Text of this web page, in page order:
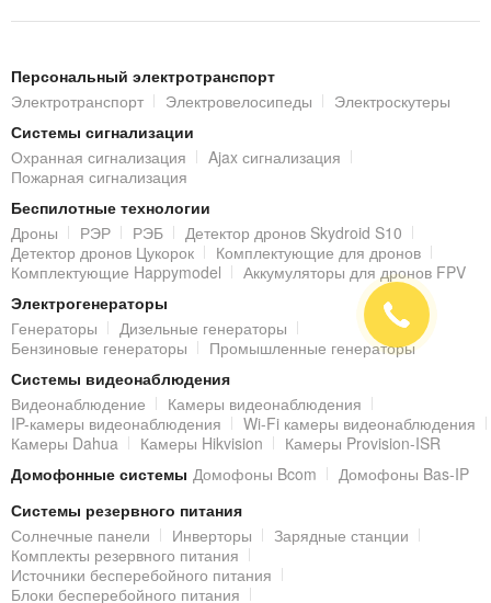
Персональный электротранспорт
Электротранспорт
Электровелосипеды
Электроскутеры
Системы сигнализации
Охранная сигнализация
Ajax сигнализация
Пожарная сигнализация
Беспилотные технологии
Дроны
РЭР РЭБ
Детектор дронов Skydroid S10
Детектор дронов Цукорок
Комплектующие для дронов
Комплектующие Happymodel
Аккумуляторы для дронов FPV
Электрогенераторы
Генераторы
Дизельные генераторы
Бензиновые генераторы
Промышленные генераторы
Системы видеонаблюдения
Видеонаблюдение
Камеры видеонаблюдения
IP-камеры видеонаблюдения
Wi-Fi камеры видеонаблюдения
Камеры Dahua
Камеры Hikvision
Камеры Provision-ISR
Домофонные системы Домофоны Bcom
Домофоны Bas-IP
Системы резервного питания
Солнечные панели
Инверторы
Зарядные станции
Комплекты резервного питания
Источники бесперебойного питания
Блоки бесперебойного питания